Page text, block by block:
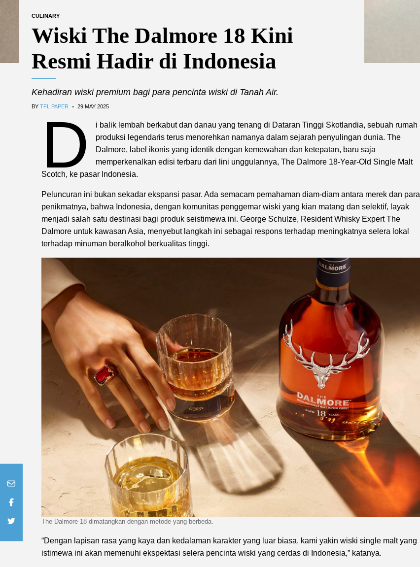
CULINARY
Wiski The Dalmore 18 Kini
Resmi Hadir di Indonesia
Kehadiran wiski premium bagi para pencinta wiski di Tanah Air.
BY TFL PAPER . 29 MAY 2025
D
i balik lembah berkabut dan danau yang tenang di Dataran Tinggi Skotlandia, sebuah rumah
produksi legendaris terus menorehkan namanya dalam sejarah penyulingan dunia. The
Dalmore, label ikonis yang identik dengan kemewahan dan ketepatan, baru saja
memperkenalkan edisi terbaru dari lini unggulannya, The Dalmore 18-Year-Old Single Malt
Scotch, ke pasar Indonesia.
Peluncuran ini bukan sekadar ekspansi pasar. Ada semacam pemahaman diam-diam antara merek dan para
penikmatnya, bahwa Indonesia, dengan komunitas penggemar wiski yang kian matang dan selektif, layak
menjadi salah satu destinasi bagi produk seistimewa ini. George Schulze, Resident Whisky Expert The
Dalmore untuk kawasan Asia, menyebut langkah ini sebagai respons terhadap meningkatnya selera lokal
terhadap minuman beralkohol berkualitas tinggi.
The Dalmore 18 dimatangkan dengan metode yang berbeda.
“Dengan lapisan rasa yang kaya dan kedalaman karakter yang luar biasa, kami yakin wiski single malt yang
istimewa ini akan memenuhi ekspektasi selera pencinta wiski yang cerdas di Indonesia,” katanya.